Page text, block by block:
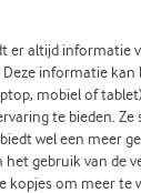
het hele
in te voeren
VLEESSOORTEN
er altijd informatie
informatie kan
mobiel of
te bieden. Ze
wel een meer
het gebruik van de
kopjes om meer te